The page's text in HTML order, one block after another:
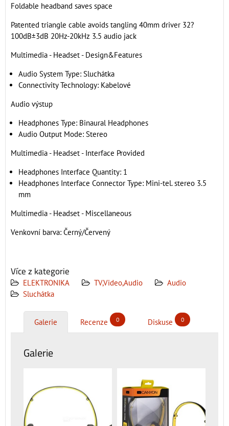
Foldable headband saves space
Patented triangle cable avoids tangling 40mm driver 32?
100dB±3dB 20Hz-20kHz 3.5 audio jack
Multimedia - Headset - Design&Features
Audio System Type: Sluchátka
Connectivity Technology: Kabelové
Audio výstup
Headphones Type: Binaural Headphones
Audio Output Mode: Stereo
Multimedia - Headset - Interface Provided
Headphones Interface Quantity: 1
Headphones Interface Connector Type: Mini-tel. stereo 3.5
mm
Multimedia - Headset - Miscellaneous
Venkovní barva: Černý/Červený
Více z kategorie
ELEKTRONIKA TV,Video,Audio
Audio
Sluchátka
Galerie Recenze 0 Diskuse 0
Galerie